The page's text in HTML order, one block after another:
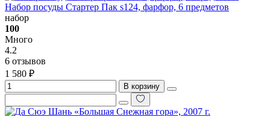
Набор посуды Стартер Пак s124, фарфор, 6 предметов
набор
100
Много
4.2
6 отзывов
1 580 ₽
В корзину